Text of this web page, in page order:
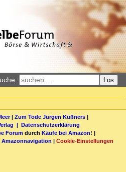
Los
| Zum Tode Jürgen Küßners |
| Datenschutzerklärung
Forum durch Käufe bei Amazon! |
Amazonnavigation | Cookie-Einstellungen